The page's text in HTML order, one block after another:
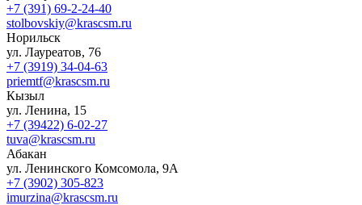
+7 (391) 69-2-24-40
stolbovskiy@krascsm.ru
Норильск
ул. Лауреатов, 76
+7 (3919) 34-04-63
priemtf@krascsm.ru
Кызыл
ул. Ленина, 15
+7 (39422) 6-02-27
tuva@krascsm.ru
Абакан
ул. Ленинского Комсомола, 9А
+7 (3902) 305-823
imurzina@krascsm.ru